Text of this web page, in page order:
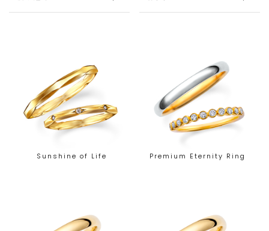
Sunshine of Life Premium Eternity Ring